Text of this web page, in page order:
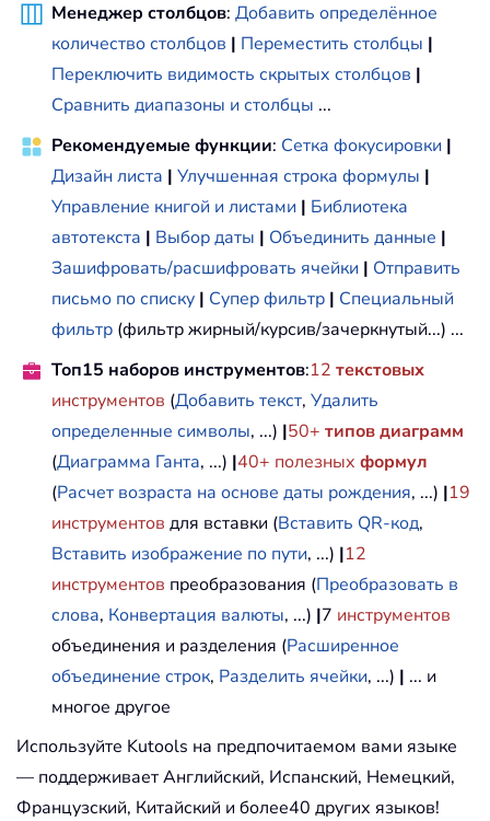
Менеджер столбцов: Добавить определённое
количество столбцов | Переместить столбцы |
Переключить видимость скрытых столбцов |
Сравнить диапазоны и столбцы ...
Рекомендуемые функции: Сетка фокусировки |
Дизайн листа | Улучшенная строка формулы |
Управление книгой и листами | Библиотека
автотекста | Выбор даты | Объединить данные |
Зашифровать/расшифровать ячейки | Отправить
письмо по списку | Супер фильтр | Специальный
фильтр (фильтр жирный/курсив/зачеркнутый...) ...
Топ15 наборов инструментов:12 текстовых
инструментов (Добавить текст, Удалить
определенные символы, ...) |50+ типов диаграмм
(Диаграмма Ганта, ...) |40+ полезных формул
(Расчет возраста на основе даты рождения, ...) |19
инструментов для вставки (Вставить QR-код,
Вставить изображение по пути, ...) |12
инструментов преобразования (Преобразовать в
слова, Конвертация валюты, ...) |7 инструментов
объединения и разделения (Расширенное
объединение строк, Разделить ячейки, ...) | ... и
многое другое
Используйте Kutools на предпочитаемом вами языке
— поддерживает Английский, Испанский, Немецкий,
Французский, Китайский и более40 других языков!